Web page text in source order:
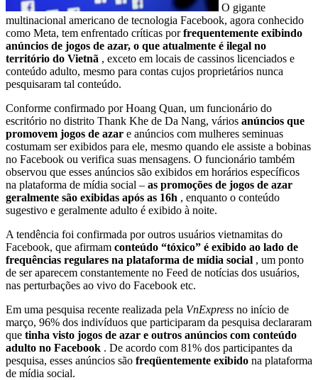
O gigante
multinacional americano de tecnologia Facebook, agora conhecido
como Meta, tem enfrentado críticas porfrequentemente exibindo
anúncios de jogos de azar, o que atualmente é ilegal no
território do Vietnã , exceto em locais de cassinos licenciados e
conteúdo adulto, mesmo para contas cujos proprietários nunca
pesquisaram tal conteúdo.
Conforme confirmado por Hoang Quan, um funcionário do
escritório no distrito Thank Khe de Da Nang, vários anúncios que
promovem jogos de azar e anúncios com mulheres seminuas
costumam ser exibidos para ele, mesmo quando ele assiste a bobinas
no Facebook ou verifica suas mensagens. O funcionário também
observou que esses anúncios são exibidos em horários específicos
na plataforma de mídia social – as promoções de jogos de azar
geralmente são exibidas após as 16h , enquanto o conteúdo
sugestivo e geralmente adulto é exibido à noite.
A tendência foi confirmada por outros usuários vietnamitas do
Facebook, que afirmam conteúdo “tóxico” é exibido ao lado de
frequências regulares na plataforma de mídia social , um ponto
de ser aparecem constantemente no Feed de notícias dos usuários,
nas perturbações ao vivo do Facebook etc.
Em uma pesquisa recente realizada pela VnExpress no início de
março, 96% dos indivíduos que participaram da pesquisa declararam
que tinha visto jogos de azar e outros anúncios com conteúdo
adulto no Facebook . De acordo com 81% dos participantes da
pesquisa, esses anúncios são freqüentemente exibido na plataforma
de mídia social.